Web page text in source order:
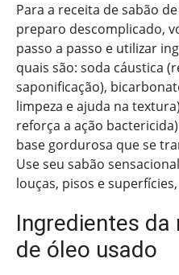
Para a receita de sabão
preparo descomplicado,
passo a passo e utilizar
quais são: soda cáustica
saponificação),
limpeza e ajuda na
reforça a ação
base gordurosa que se
Use seu sabão
louças, pisos e
Ingredientes
de óleo usado